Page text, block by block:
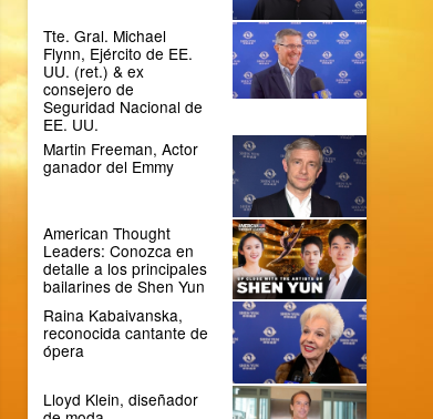
Tte. Gral. Michael
Flynn, Ejército de EE.
UU. (ret.) & ex
consejero de
Seguridad Nacional de
EE. UU.
Martin Freeman, Actor
ganador del Emmy
American Thought
Leaders: Conozca en
detalle a los principales
bailarines de Shen Yun
Raina Kabaivanska,
reconocida cantante de
ópera
Lloyd Klein, diseñador